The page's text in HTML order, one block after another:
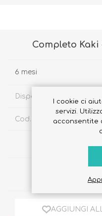
Completo Kaki
6 mesi
Disponibilità:
Cod. Sku:
AGGIUNGI
I cookie ci
servizi.
acconsentite